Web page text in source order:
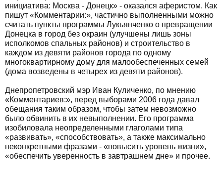
инициатива: Москва - Донецк» - оказался аферистом. Как
пишут «Комментарии:», частично выполненными можно
считать пункты программы Лукьянченко о превращении
Донецка в город без окраин (улучшены лишь зоны
исполкомов спальных районов) и строительство в
каждом из девяти районов города по одному
многоквартирному дому для малообеспеченных семей
(дома возведены в четырех из девяти районов).
Днепропетровский мэр Иван Куличенко, по мнению
«Комментариев:», перед выборами 2006 года давал
обещания таким образом, чтобы затем невозможно
было обвинить в их невыполнении. Его программа
изобиловала неопределенными глаголами типа
«развивать», «способствовать», а также максимально
неконкретными фразами - «повысить уровень жизни»,
«обеспечить уверенность в завтрашнем дне» и прочее.